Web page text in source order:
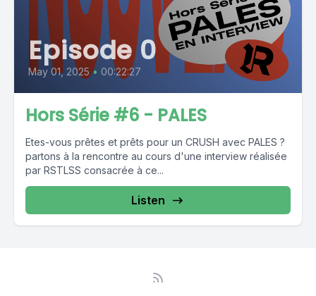
Episode 0
May 01, 2025 • 00:22:27
Hors Série #6 - PALES
Etes-vous prêtes et prêts pour un CRUSH avec PALES ?
partons à la rencontre au cours d'une interview réalisée
par RSTLSS consacrée à ce...
Listen